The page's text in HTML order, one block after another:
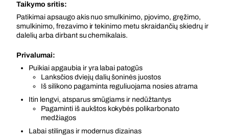
Taikymo sritis:
Patikimai apsaugo akis nuo smulkinimo, pjovimo, gręžimo,
smulkinimo, frezavimo ir tekinimo metu skraidančių skiedrų ir
dalelių arba dirbant su chemikalais.
Privalumai:
Puikiai apgaubia ir yra labai patogūs
Lanksčios dviejų dalių šoninės juostos
Iš silikono pagaminta reguliuojama nosies atrama
Itin lengvi, atsparus smūgiams ir nedūžtantys
Pagaminti iš aukštos kokybės polikarbonato
medžiagos
Labai stilingas ir modernus dizainas